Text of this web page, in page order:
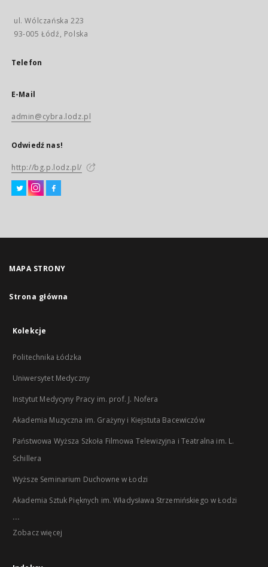
ul. Wólczańska 223
93-005 Łódź, Polska
Telefon
E-Mail
admin@cybra.lodz.pl
Odwiedź nas!
http://bg.p.lodz.pl/
MAPA STRONY
Strona główna
Kolekcje
Politechnika Łódzka
Uniwersytet Medyczny
Instytut Medycyny Pracy im. prof. J. Nofera
Akademia Muzyczna im. Grażyny i Kiejstuta Bacewiczów
Państwowa Wyższa Szkoła Filmowa Telewizyjna i Teatralna im. L.
Schillera
Wyższe Seminarium Duchowne w Łodzi
Akademia Sztuk Pięknych im. Władysława Strzemińskiego w Łodzi
...
Zobacz więcej